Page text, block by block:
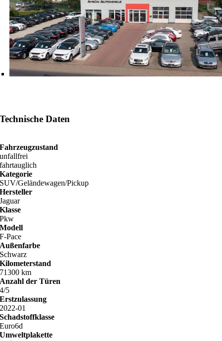
Technische Daten
Fahrzeugzustand
unfallfrei
fahrtauglich
Kategorie
SUV/Geländewagen/Pickup
Hersteller
Jaguar
Klasse
Pkw
Modell
F-Pace
Außenfarbe
Schwarz
Kilometerstand
71300 km
Anzahl der Türen
4/5
Erstzulassung
2022-01
Schadstoffklasse
Euro6d
Umweltplakette